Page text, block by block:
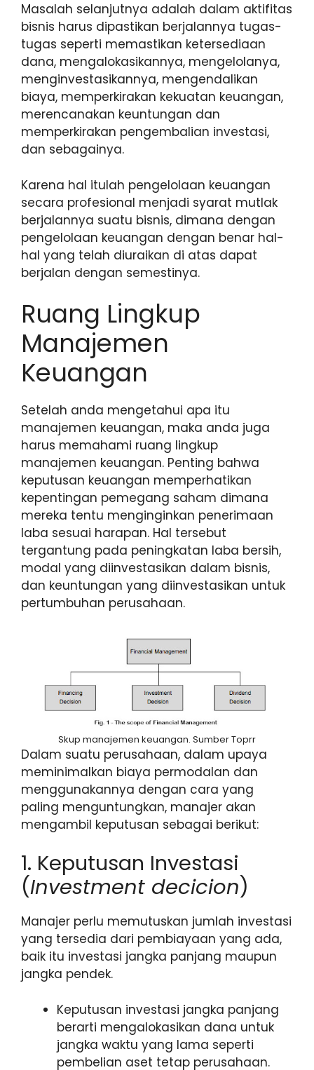
Masalah selanjutnya adalah dalam aktifitas
bisnis harus dipastikan berjalannya tugas-
tugas seperti memastikan ketersediaan
dana, mengalokasikannya, mengelolanya,
menginvestasikannya, mengendalikan
biaya, memperkirakan kekuatan keuangan,
merencanakan keuntungan dan
memperkirakan pengembalian investasi,
dan sebagainya.
Karena hal itulah pengelolaan keuangan
secara profesional menjadi syarat mutlak
berjalannya suatu bisnis, dimana dengan
pengelolaan keuangan dengan benar hal-
hal yang telah diuraikan di atas dapat
berjalan dengan semestinya.
Ruang Lingkup
Manajemen
Keuangan
Setelah anda mengetahui apa itu
manajemen keuangan, maka anda juga
harus memahami ruang lingkup
manajemen keuangan. Penting bahwa
keputusan keuangan memperhatikan
kepentingan pemegang saham dimana
mereka tentu menginginkan penerimaan
laba sesuai harapan. Hal tersebut
tergantung pada peningkatan laba bersih,
modal yang diinvestasikan dalam bisnis,
dan keuntungan yang diinvestasikan untuk
pertumbuhan perusahaan.
Skup manajemen keuangan. Sumber Toprr
Dalam suatu perusahaan, dalam upaya
meminimalkan biaya permodalan dan
menggunakannya dengan cara yang
paling menguntungkan, manajer akan
mengambil keputusan sebagai berikut:
1. Keputusan Investasi
(Investment decicion)
Manajer perlu memutuskan jumlah investasi
yang tersedia dari pembiayaan yang ada,
baik itu investasi jangka panjang maupun
jangka pendek.
Keputusan investasi jangka panjang
berarti mengalokasikan dana untuk
jangka waktu yang lama seperti
pembelian aset tetap perusahaan.